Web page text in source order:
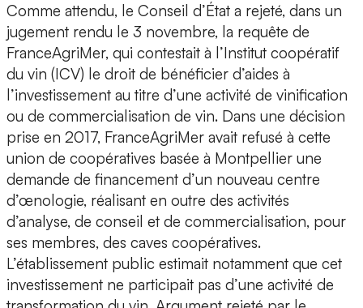
Comme attendu, le Conseil d’État a rejeté, dans un
jugement rendu le 3 novembre, la requête de
FranceAgriMer, qui contestait à l’Institut coopératif
du vin (ICV) le droit de bénéficier d’aides à
l’investissement au titre d’une activité de vinification
ou de commercialisation de vin. Dans une décision
prise en 2017, FranceAgriMer avait refusé à cette
union de coopératives basée à Montpellier une
demande de financement d’un nouveau centre
d’œnologie, réalisant en outre des activités
d’analyse, de conseil et de commercialisation, pour
ses membres, des caves coopératives.
L’établissement public estimait notamment que cet
investissement ne participait pas d’une activité de